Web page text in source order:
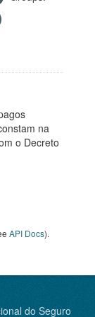
na
o Decreto
API Docs).
do Seguro